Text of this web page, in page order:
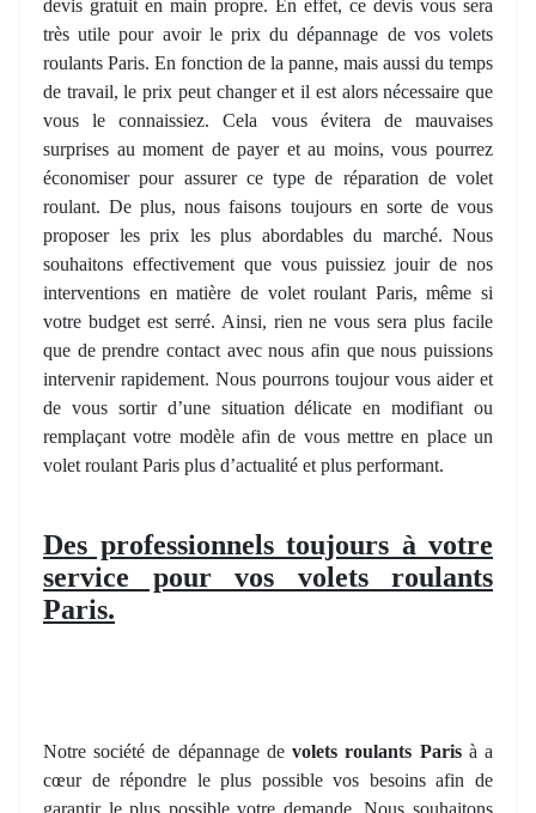
devis gratuit en main propre. En effet, ce devis vous sera
très utile pour avoir le prix du dépannage de vos volets
roulants Paris. En fonction de la panne, mais aussi du temps
de travail, le prix peut changer et il est alors nécessaire que
vous le connaissiez. Cela vous évitera de mauvaises
surprises au moment de payer et au moins, vous pourrez
économiser pour assurer ce type de réparation de volet
roulant. De plus, nous faisons toujours en sorte de vous
proposer les prix les plus abordables du marché. Nous
souhaitons effectivement que vous puissiez jouir de nos
interventions en matière de volet roulant Paris, même si
votre budget est serré. Ainsi, rien ne vous sera plus facile
que de prendre contact avec nous afin que nous puissions
intervenir rapidement. Nous pourrons toujour vous aider et
de vous sortir d’une situation délicate en modifiant ou
remplaçant votre modèle afin de vous mettre en place un
volet roulant Paris plus d’actualité et plus performant.
Des professionnels toujours à votre
service pour vos volets roulants
Paris.
Notre société de dépannage devolets roulants Parisà a
cœur de répondre le plus possible vos besoins afin de
garantir le plus possible votre demande. Nous souhaitons